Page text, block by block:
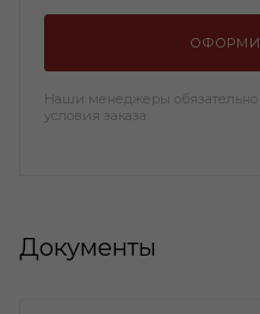
Наши менеджеры обязательно
условия заказа
Документы